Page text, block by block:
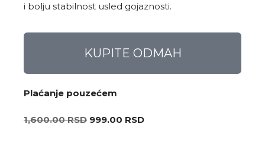
i bolju stabilnost usled gojaznosti.
KUPITE ODMAH
Plaćanje pouzećem
1,600.00RSD 999.00 RSD